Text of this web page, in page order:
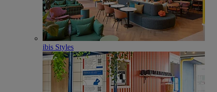
ibis Styles